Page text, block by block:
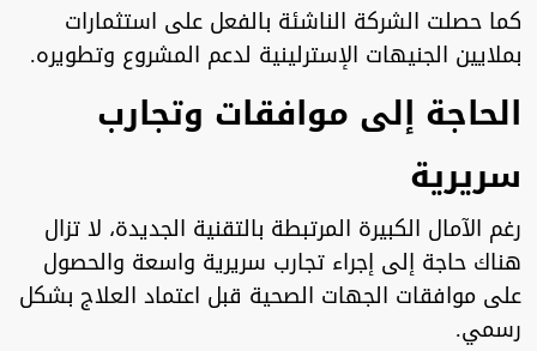
كما حصلت الشركة الناشئة بالفعل على استثمارات
بملايين الجنيهات الإسترلينية لدعم المشروع وتطويره.
الحاجة إلى موافقات وتجارب
سريرية
رغم الآمال الكبيرة المرتبطة بالتقنية الجديدة، لا تزال
هناك حاجة إلى إجراء تجارب سريرية واسعة والحصول
على موافقات الجهات الصحية قبل اعتماد العلاج بشكل
رسمي.